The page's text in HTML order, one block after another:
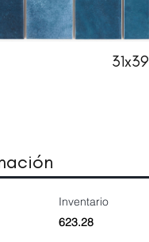
31x39
Inventario
623.28